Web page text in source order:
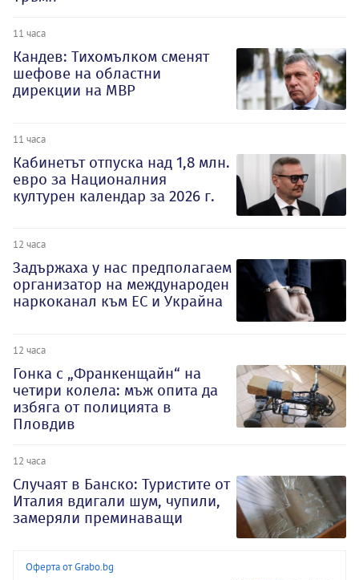
11 часа
Кандев: Тихомълком сменят
шефове на областни
дирекции на МВР
11 часа
Кабинетът отпуска над 1,8 млн.
евро за Националния
културен календар за 2026 г.
12 часа
Задържаха у нас предполагаем
организатор на международен
наркоканал към ЕС и Украйна
12 часа
Гонка с „Франкенщайн“ на
четири колела: мъж опита да
избяга от полицията в
Пловдив
12 часа
Случаят в Банско: Туристите от
Италия вдигали шум, чупили,
замеряли преминаващи
Оферта от Grabo.bg